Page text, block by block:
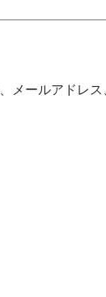
ールアドレス